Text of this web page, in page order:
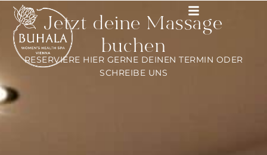
Jetzt deine Massage
buchen
RESERVIERE HIER GERNE DEINEN TERMIN ODER
SCHREIBE UNS